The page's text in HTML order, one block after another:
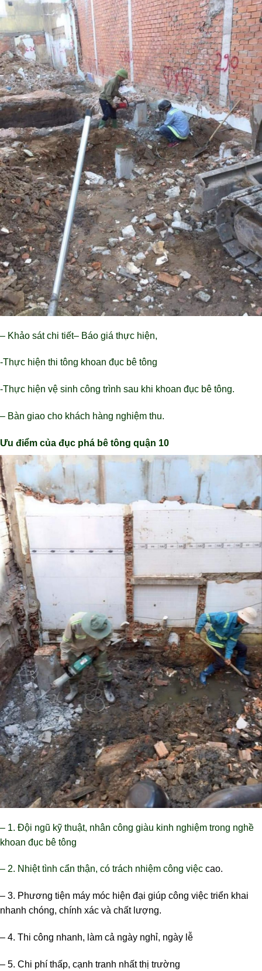
– Khảo sát chi tiết– Báo giá thực hiện,
-Thực hiện thi tông khoan đục bê tông
-Thực hiện vệ sinh công trình sau khi khoan đục bê tông.
– Bàn giao cho khách hàng nghiệm thu.
Ưu điểm của đục phá bê tông quận 10
– 1. Đội ngũ kỹ thuật, nhân công giàu kinh nghiệm trong nghề
khoan đục bê tông
– 2. Nhiệt tình cẩn thận, có trách nhiệm công việc cao.
– 3. Phương tiện máy móc hiện đại giúp công việc triển khai
nhanh chóng, chính xác và chất lượng.
– 4. Thi công nhanh, làm cả ngày nghỉ, ngày lễ
– 5. Chi phí thấp, cạnh tranh nhất thị trường